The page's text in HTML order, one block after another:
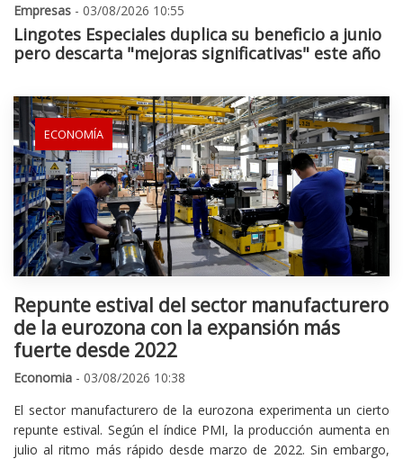
Empresas - 03/08/2026 10:55
Lingotes Especiales duplica su beneficio a junio
pero descarta "mejoras significativas" este año
ECONOMÍA
Repunte estival del sector manufacturero
de la eurozona con la expansión más
fuerte desde 2022
Economia - 03/08/2026 10:38
El sector manufacturero de la eurozona experimenta un cierto
repunte estival. Según el índice PMI, la producción aumenta en
julio al ritmo más rápido desde marzo de 2022. Sin embargo,